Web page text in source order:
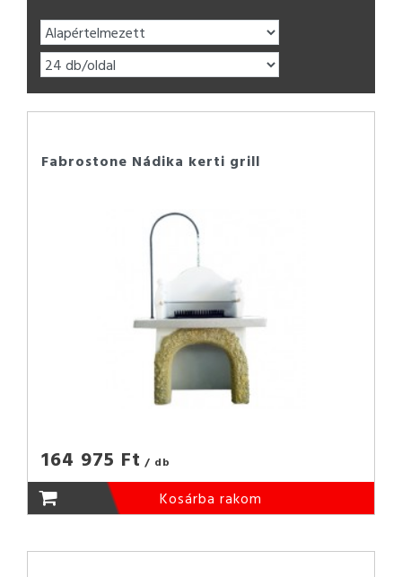
Fabrostone Nádika kerti grill
164 975 Ft / db
Kosárba rakom